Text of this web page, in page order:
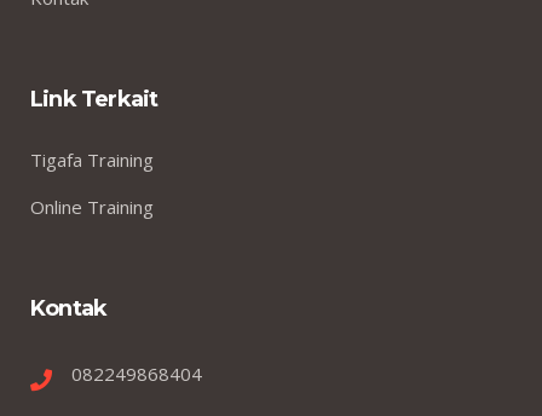
Link Terkait
Tigafa Training
Online Training
Kontak
082249868404